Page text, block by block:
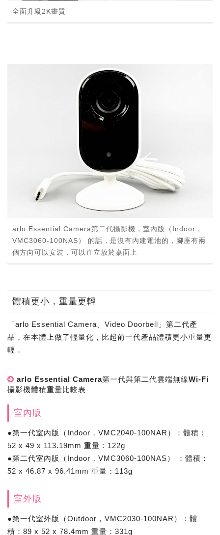
全面升級2K畫質
arlo Essential Camera第二代攝影機，室內版（Indoor，
VMC3060-100NAS） 的話，是沒有內建電池的，腳座有兩
個方向可以安裝，可以直立放於桌面上
體積更小，重量更輕
「arlo Essential Camera、Video Doorbell」第二代產
品，在本體上做了輕量化，比起前一代產品體積更小重量更
輕，
arlo Essential Camera第一代與第二代雲端無線Wi-Fi
攝影機體積重量比較表
室內版
●第一代室內版（Indoor，VMC2040-100NAR）：體積：
52 x 49 x 113.19mm 重量：122g
●第二代室內版（Indoor，VMC3060-100NAS） ：體積：
52 x 46.87 x 96.41mm 重量：113g
室外版
●第一代室外版（Outdoor，VMC2030-100NAR）：體
積：89 x 52 x 78.4mm 重量：331g